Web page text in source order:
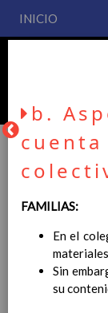
INICIO
La entrada en
febrero, por el
Educación
adecuación de
b.
FAMILIAS:
En el
Sin
su